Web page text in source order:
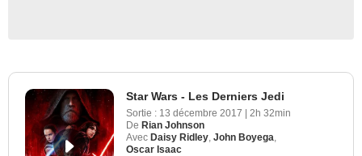
Star Wars - Les Derniers Jedi
Sortie : 13 décembre 2017 | 2h 32min
De Rian Johnson
Avec Daisy Ridley John Boyega
Oscar Isaac